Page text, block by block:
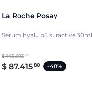
La Roche Posay
Serum hyalu b5 suractive 30ml
$ 145.693 00
$ 87.41580 -40%